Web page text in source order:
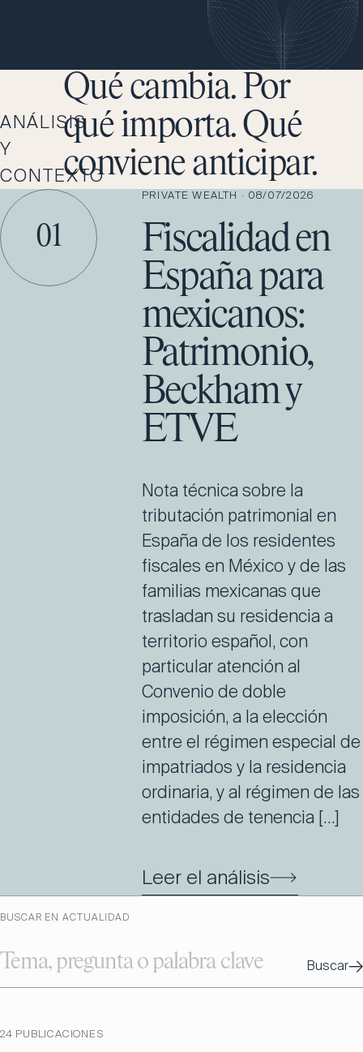
ANÁLISIS
Y
CONTEXTO
Qué cambia. Por
qué importa. Qué
conviene anticipar.
01
PRIVATE WEALTH · 08/07/2026
Fiscalidad en
España para
mexicanos:
Patrimonio,
Beckham y
ETVE
Nota técnica sobre la
tributación patrimonial en
España de los residentes
fiscales en México y de las
familias mexicanas que
trasladan su residencia a
territorio español, con
particular atención al
Convenio de doble
imposición, a la elección
entre el régimen especial de
impatriados y la residencia
ordinaria, y al régimen de las
entidades de tenencia […]
Leer el análisis
BUSCAR EN ACTUALIDAD
Buscar→
24 PUBLICACIONES